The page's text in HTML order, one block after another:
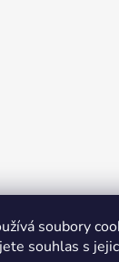
soubory
souhlas s